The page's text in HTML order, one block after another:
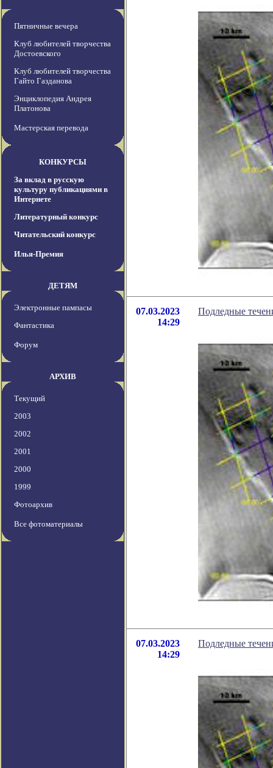
Пятничные вечера
Клуб любителей творчества
Достоевского
Клуб любителей творчества
Гайто Газданова
Энциклопедия Андрея
Платонова
Мастерская перевода
КОНКУРСЫ
За вклад в русскую
культуру публикациями в
Интернете
Литературный конкурс
Читательский конкурс
Илья-Премия
ДЕТЯМ
Электронные пампасы
Фантастика
Форум
АРХИВ
Текущий
2003
2002
2001
2000
1999
Фотоархив
Все фотоматериалы
07.03.2023
14:29
Подледные
07.03.2023
14:29
Подледные